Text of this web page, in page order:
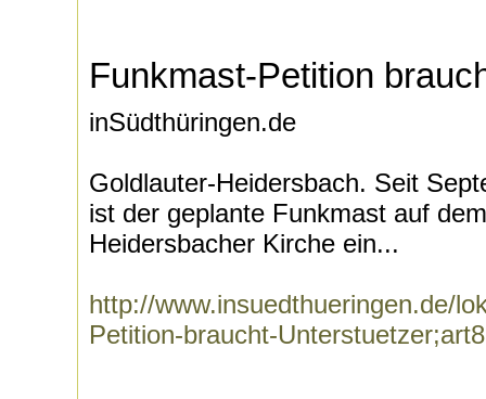
Funkmast-Petition
inSüdthüringen.de
Goldlauter-Heidersbach. Seit
ist der geplante Funkmast auf
Heidersbacher Kirche ein...
http://www.insuedthueringen.de/
Petition-braucht-